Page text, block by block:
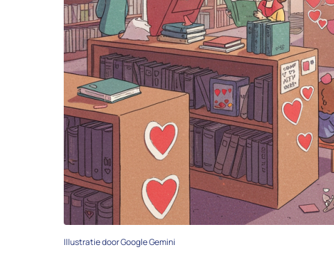
Illustratie door Google Gemini